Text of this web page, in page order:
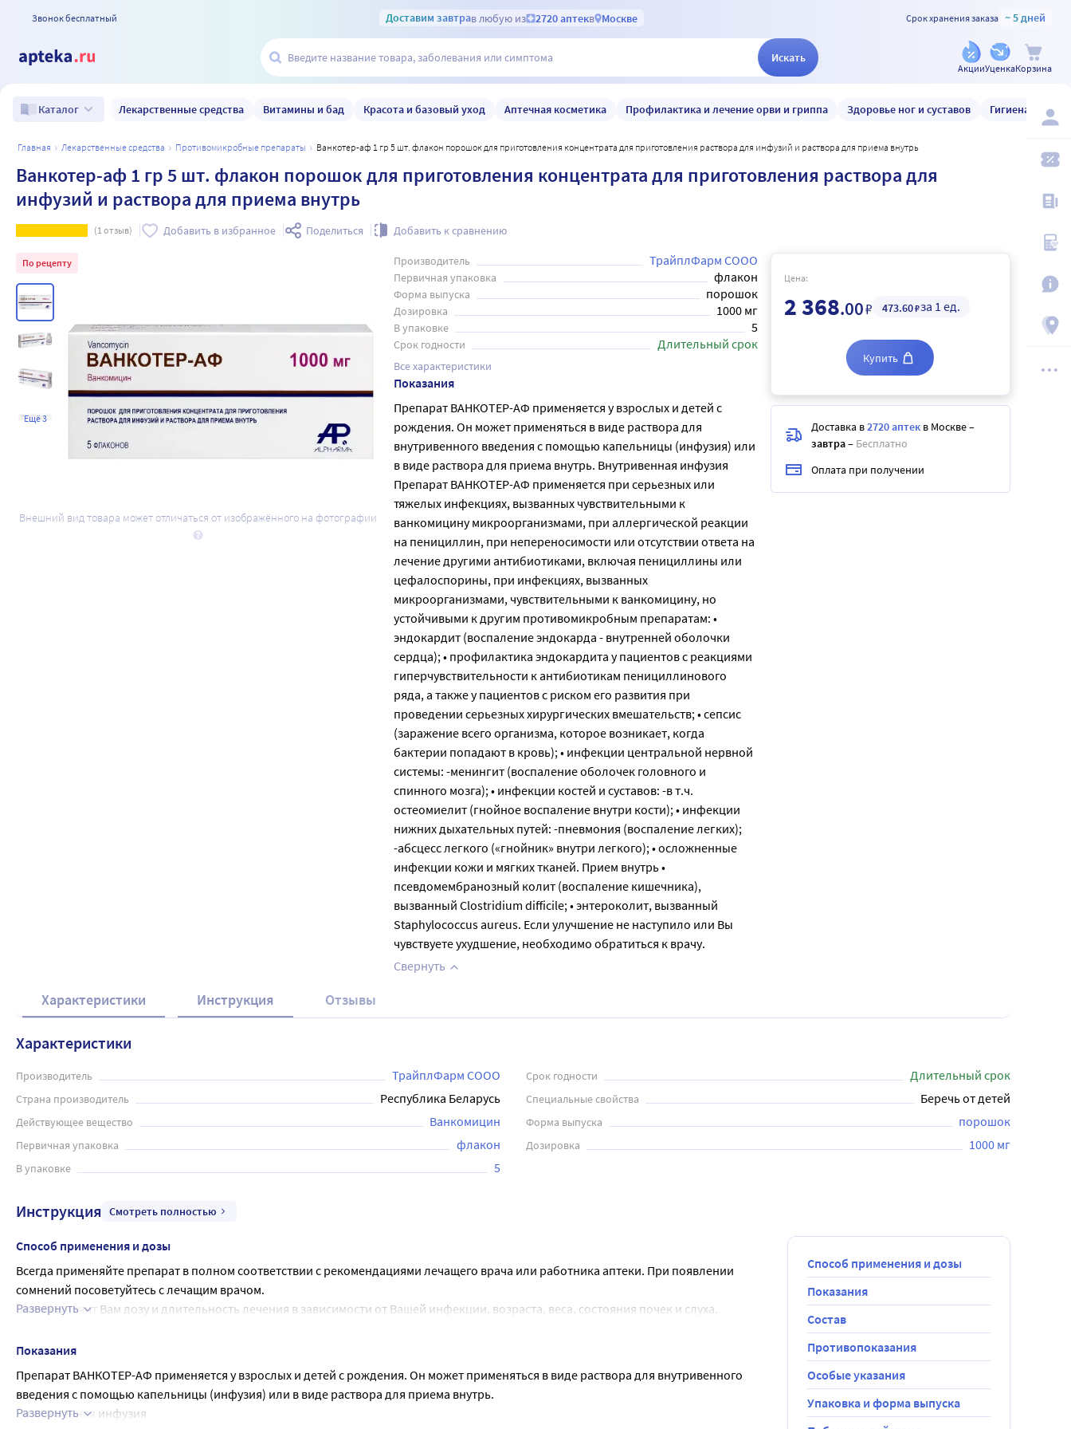
Звонок бесплатный Доставим завтрав любую из 2720 аптекв Москве Срок хранения заказа ~ 5 дней
Искать
АкцииУценкаКорзина
Каталог Лекарственные средства Витамины и бад Красота и базовый уход Аптечная косметика Профилактика и лечение орви и гриппа Здоровье ног и суставов Гигиена и уход
главная лекарственные средства противомикробные препараты Ванкотер-аф 1 гр 5 шт. флакон порошок для приготовления концентрата для приготовления раствора для инфузий и раствора для приема внутрь
Ванкотер-аф 1 гр 5 шт. флакон порошок для приготовления концентрата для приготовления раствора для
инфузий и раствора для приема внутрь
(1отзыв) Добавить в избранное Поделиться Добавить к сравнению
По рецепту
Ещё 3
Внешний вид товара может отличаться от изображённого на фотографии
Производитель ТрайплФарм СООО
Первичная упаковка флакон
Форма выпуска порошок
Дозировка 1000 мг
В упаковке 5
Срок годности Длительный срок
Все характеристики
Показания
Препарат ВАНКОТЕР-АФ применяется у взрослых и детей с
рождения. Он может применяться в виде раствора для
внутривенного введения с помощью капельницы (инфузия) или
в виде раствора для приема внутрь. Внутривенная инфузия
Препарат ВАНКОТЕР-АФ применяется при серьезных или
тяжелых инфекциях, вызванных чувствительными к
ванкомицину микроорганизмами, при аллергической реакции
на пенициллин, при непереносимости или отсутствии ответа на
лечение другими антибиотиками, включая пенициллины или
цефалоспорины, при инфекциях, вызванных
микроорганизмами, чувствительными к ванкомицину, но
устойчивыми к другим противомикробным препаратам: •
эндокардит (воспаление эндокарда - внутренней оболочки
сердца); • профилактика эндокардита у пациентов с реакциями
гиперчувствительности к антибиотикам пенициллинового
ряда, а также у пациентов с риском его развития при
проведении серьезных хирургических вмешательств; • сепсис
(заражение всего организма, которое возникает, когда
бактерии попадают в кровь); • инфекции центральной нервной
системы: -менингит (воспаление оболочек головного и
спинного мозга); • инфекции костей и суставов: -в т.ч.
остеомиелит (гнойное воспаление внутри кости); • инфекции
нижних дыхательных путей: -пневмония (воспаление легких);
-абсцесс легкого («гнойник» внутри легкого); • осложненные
инфекции кожи и мягких тканей. Прием внутрь •
псевдомембранозный колит (воспаление кишечника),
вызванный Clostridium difficile; • энтероколит, вызванный
Staphylococcus aureus. Если улучшение не наступило или Вы
чувствуете ухудшение, необходимо обратиться к врачу.
Свернуть
Цена:
2 368.00₽ 473.60₽за 1 ед.
Купить
Доставка в2720 аптек в Москве–
завтра– Бесплатно
Оплата при получении
Характеристики Инструкция Отзывы
Характеристики
Производитель ТрайплФарм СООО Срок годности Длительный срок
Страна производитель Республика Беларусь Специальные свойства Беречь от детей
Действующее вещество Ванкомицин Форма выпуска порошок
Первичная упаковка флакон Дозировка 1000 мг
В упаковке 5
Инструкция Смотреть полностью
Способ применения и дозы
Всегда применяйте препарат в полном соответствии с рекомендациями лечащего врача или работника аптеки. При появлении
сомнений посоветуйтесь с лечащим врачом.
Врач назначит Вам дозу и длительность лечения в зависимости от Вашей инфекции, возраста, веса, состояния почек и слуха.
Внутривенная инфузия
Препарат ВАНКОТЕР-АФ в виде внутривенной инфузии будет вводиться Вам квалифицированным медицинским работником.
Лечащий врач определит дозу препарата ВАНКОТЕР-АФ, которую Вы будете получать.
Если у Вас нет и не было выявлено ранее проблем с почками, Вам назначат препарат ВАНКОТЕР-АФ в дозе 2000 мг в сутки, разделив ее
на 4 введения по 500 мг каждые 6 часов или 2 введения по 1000 мг каждые 12 часов.
Развернуть
Показания
Препарат ВАНКОТЕР-АФ применяется у взрослых и детей с рождения. Он может применяться в виде раствора для внутривенного
введения с помощью капельницы (инфузия) или в виде раствора для приема внутрь.
Внутривенная инфузия
Развернуть
Способ применения и дозы
Показания
Состав
Противопоказания
Особые указания
Упаковка и форма выпуска